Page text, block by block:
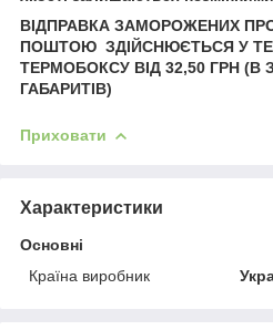
ВІДПРАВКА ЗАМОРОЖЕНИХ
ПОШТОЮ ЗДІЙСНЮЄТЬСЯ У
ТЕРМОБОКСУ ВІД 32,50 ГРН (В
ГАБАРИТІВ)
Приховати
Характеристики
Основні
Країна виробник